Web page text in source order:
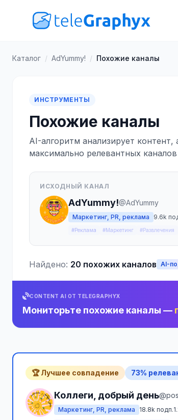
Каталог / AdYummy! / Похожие каналы
ИНСТРУМЕНТЫ
Похожие каналы
AI-алгоритм анализирует
максимально релевантных каналов
ИСХОДНЫЙ КАНАЛ
AdYummy!@AdYummy
Маркетинг, PR, реклама 9.6k
#Реклама #Маркетинг #Развлечения
Найдено: 20 похожих каналов AI-
CONTENT AI ОТ TELEGRAPHYX
Мониторьте похожие каналы —
🏆 Лучшее совпадение 73%
Коллеги, добрый день
Маркетинг, PR, реклама 18.8k подп.